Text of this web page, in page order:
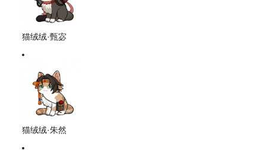
猫绒绒·甄宓
猫绒绒·朱然